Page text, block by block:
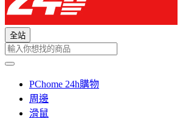
全站
PChome 24h購物
周邊
滑鼠